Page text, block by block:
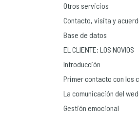
Otros servicios
Contacto, visita y
Base de datos
EL CLIENTE: LOS NOVIOS
Introducción
Primer contacto con los
La comunicación del
Gestión emocional